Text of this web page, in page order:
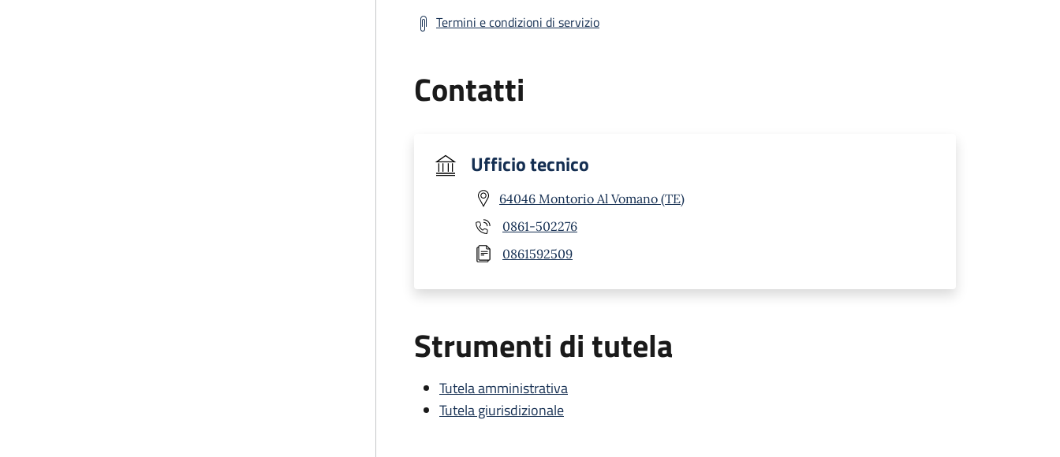
Termini e condizioni di servizio
Contatti
Ufficio tecnico
64046 Montorio Al Vomano (TE)
0861-502276
0861592509
Strumenti di tutela
Tutela amministrativa
Tutela giurisdizionale